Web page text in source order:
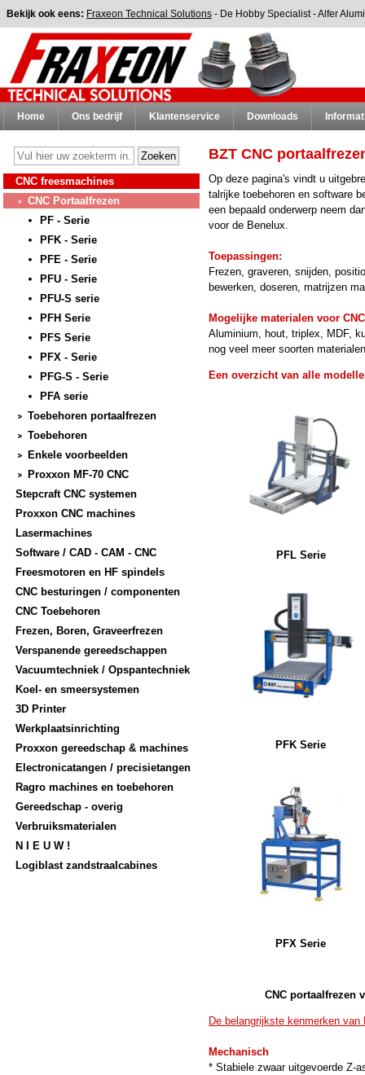
CNC freesmachines
CNC Portaalfrezen
PF - Serie
PFK - Serie
PFE - Serie
PFU - Serie
PFU-S serie
PFH Serie
PFS Serie
PFX - Serie
PFG-S - Serie
PFA serie
Toebehoren portaalfrezen
Toebehoren
Enkele voorbeelden
Proxxon MF-70 CNC
Stepcraft CNC systemen
Proxxon CNC machines
Lasermachines
Software / CAD - CAM - CNC
Freesmotoren en HF spindels
CNC besturingen / componenten
CNC Toebehoren
Frezen, Boren, Graveerfrezen
Verspanende gereedschappen
Vacuumtechniek / Opspantechniek
Koel- en smeersystemen
3D Printer
Werkplaatsinrichting
Proxxon gereedschap & machines
Electronicatangen / precisietangen
Ragro machines en toebehoren
Gereedschap - overig
Verbruiksmaterialen
N I E U W !
Logiblast zandstraalcabines
BZT CNC
Op deze pagina's vindt u
talrijke toebehoren en software
een bepaald onderwerp neem
voor de Benelux.
Toepassingen:
Frezen, graveren, snijden,
bewerken, doseren, matrijzen
Mogelijke materialen voor
Aluminium, hout, triplex, MDF,
nog veel meer soorten
Een overzicht van alle
PFL Serie
PFK Serie
PFX Serie
CNC portaalfrezen
De belangrijkste kenmerken
Mechanisch
* Stabiele zwaar uitgevoerde Z-
Bekijk ook eens: Fraxeon Technical Solutions - De Hobby Specialist-Alfer
Home Ons bedrijf Klantenservice Downloads